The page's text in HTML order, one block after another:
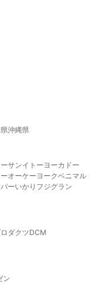
沖縄県
サンイトーヨーカドー
オーケー ヨークベニマル
ーいかり フジグラン
ダクツDCM
ン